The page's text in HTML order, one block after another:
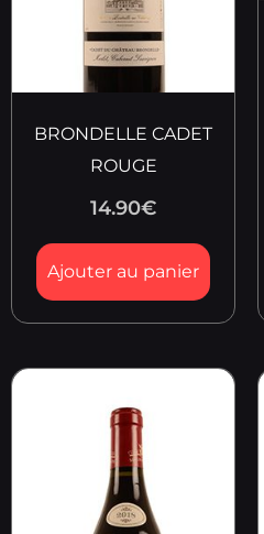
BRONDELLE CADET
ROUGE
14.90€
Ajouter au panier